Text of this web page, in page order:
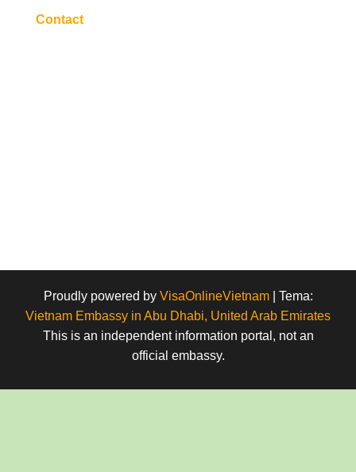
Contact
Proudly powered by VisaOnlineVietnam
Tema:
Vietnam Embassy in Abu Dhabi, United Arab Emirates
This is an independent information portal, not an
official embassy.